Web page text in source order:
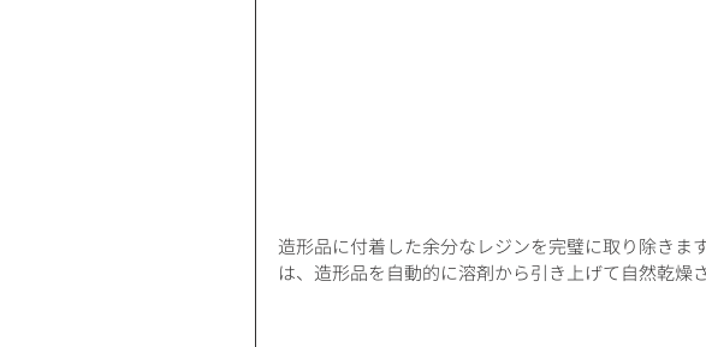
造形品に付着した余分なレジンを完璧に取り除きま
は、造形品を自動的に溶剤から引き上げて自然乾燥